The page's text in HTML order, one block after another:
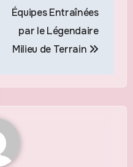
Équipes Entraînées
par le Légendaire
Milieu de Terrain